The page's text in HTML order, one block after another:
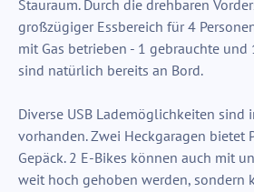
Stauraum. Durch die drehbaren
großzügiger Essbereich für 4
mit Gas betrieben - 1 gebrauchte und
sind natürlich bereits an Bord.
Diverse USB Lademöglichkeiten sind
vorhanden. Zwei Heckgaragen bietet
Gepäck. 2 E-Bikes können auch mit
weit hoch gehoben werden, sondern